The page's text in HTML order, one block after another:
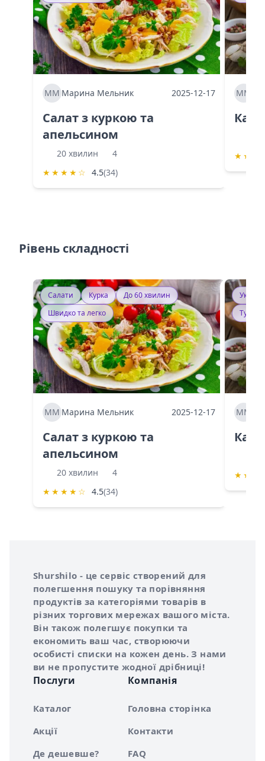
ММ Марина Мельник 2025-12-17
Салат з куркою та
апельсином
20 хвилин
4
★ ★ ★ ★ ☆ 4.5(34)
ММ
★ ★
Рівень складності
Салати Курка
До 60 хвилин
Швидко та легко
ММ Марина Мельник 2025-12-17
Салат з куркою та
апельсином
20 хвилин
4
★ ★ ★ ★ ☆ 4.5(34)
ММ
★ ★
Про сервіс Shurshilo
Shurshilo - це сервіс створений для
полегшення пошуку та порівняння
продуктів за категоріями товарів в
різних торгових мережах вашого міста.
Він також полегшує покупки та
економить ваш час, створюючи
особисті списки на кожен день. З нами
ви не пропустите жодної дрібниці!
Послуги
Каталог
Акції
Де дешевше?
Компанія
Головна сторінка
Контакти
FAQ